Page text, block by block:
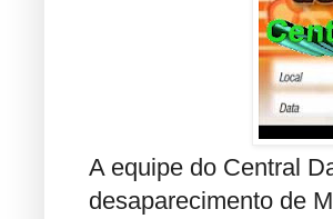
A equipe do Central
desaparecimento de